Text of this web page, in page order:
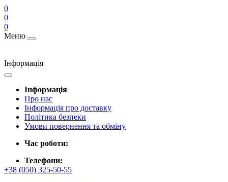
0
0
0
Меню
Інформація
Інформація
Про нас
Інформація про доставку
Політика безпеки
Умови повернення та обміну
Час роботи:
Телефони:
+38 (050) 325-50-55